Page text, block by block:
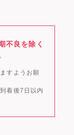
不良を除く
すようお願
着後7日以内